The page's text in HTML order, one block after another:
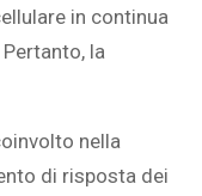
in continua
la
nella
di risposta dei
ASSOCIATI AD
DI FIGLI IN ETÀ